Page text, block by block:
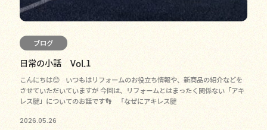
ブログ
日常の小話 Vol.1
こんにちは😊 いつもはリフォームのお役立ち情報や、新商品の紹介などを
させていただいていますが 今回は、リフォームとはまったく関係ない「アキ
レス腱」についてのお話です👣 「なぜにアキレス腱
2026.05.26